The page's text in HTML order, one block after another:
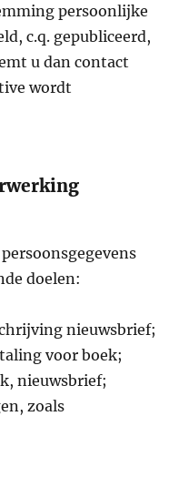
persoonlijke
c.q. gepubliceerd,
u dan contact
wordt
doelen:
nieuwsbrief;
voor boek;
nieuwsbrief;
zoals